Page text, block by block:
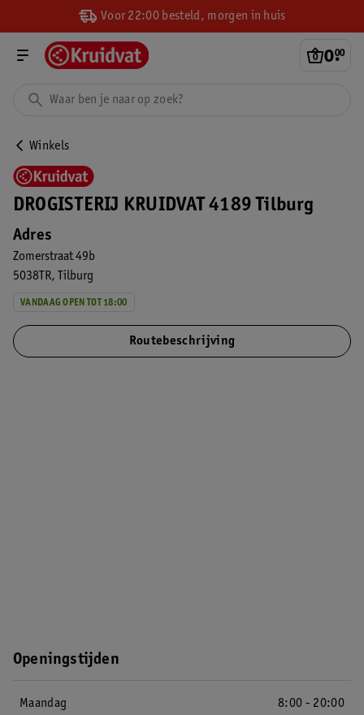
Voor 22:00 besteld, morgen in huis
0.
00
Winkels
DROGISTERIJ KRUIDVAT 4189 Tilburg
Adres
Zomerstraat 49b
5038TR
Tilburg
VANDAAG OPEN TOT 18:00
Routebeschrijving
Openingstijden
Maandag
8:00 - 20:00